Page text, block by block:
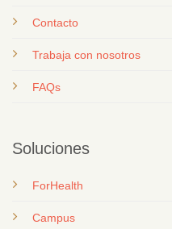
Contacto
Trabaja con nosotros
FAQs
Soluciones
ForHealth
Campus